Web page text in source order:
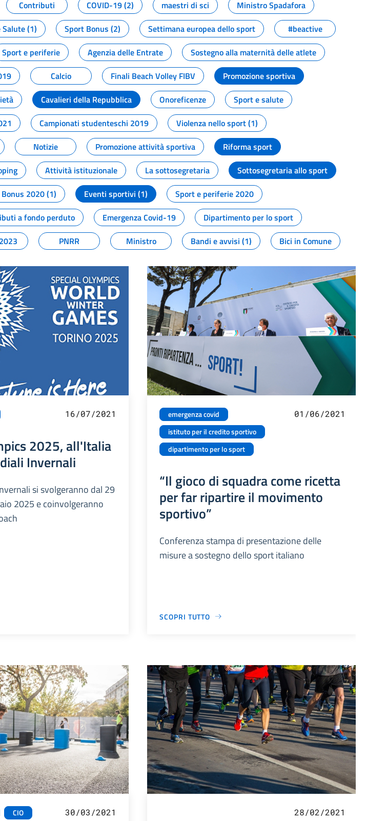
Contributi COVID-19 (2) maestri di sci
Ministro Spadafora
(1) Sport Bonus (2) Settimana europea dello sport
#beactive
Sport e periferie Agenzia delle Entrate
Sostegno alla maternità delle atlete
Calcio Finali Beach Volley FIBV
Promozione sportiva
Cavalieri della Repubblica Onoreficenze
Sport e salute
Campionati studenteschi 2019
Violenza nello sport (1)
Notizie Promozione attività sportiva
Riforma sport
Attività istituzionale La sottosegretaria
Sottosegretaria allo sport
2020 (1) Eventi sportivi (1)
Sport e periferie 2020
a fondo perduto Emergenza Covid-19
Dipartimento per lo sport
PNRR Ministro Bandi e avvisi (1) Bici in Comune
16/07/2021
2025, all'Italia
Invernali
si svolgeranno dal 29
2025 e coinvolgeranno
emergenza covid
istituto per il credito sportivo
dipartimento per lo sport
01/06/2021
“Il gioco di squadra come ricetta
per far ripartire il movimento
sportivo”
Conferenza stampa di presentazione delle
misure a sostegno dello sport italiano
SCOPRI TUTTO
CIO 30/03/2021 28/02/2021